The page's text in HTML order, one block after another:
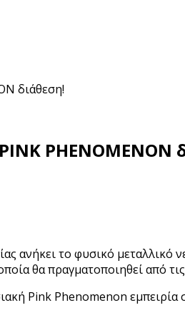
διάθεση!
PHENOMENON
το φυσικό μεταλλικό
θα πραγματοποιηθεί από
Pink Phenomenon